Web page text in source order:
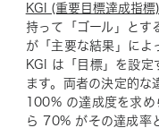
KGI (重要目標達成指標)
持って「ゴール」とす
が「主要な結果」によ
KGI は「目標」を設定
ます。両者の決定的な
100% の達成度を求
ら 70% がその達成率